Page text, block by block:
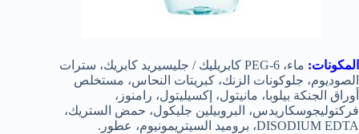
المكونات:
ماء، PEG-6 كابريليك / جليسيريد كابريك، سترات
الصوديوم، جلوكونات الزنك، كبريتات النحاس، مستخلص
أوراق الجنكة بيلوبا، مانيتول، إكسيليتول، رامنوز،
فركتوليجوسكاريدس، البروبيلين جليكول، حمض الستريك،
DISODIUM EDTA، بروميد السيتريمونيوم، عطور.